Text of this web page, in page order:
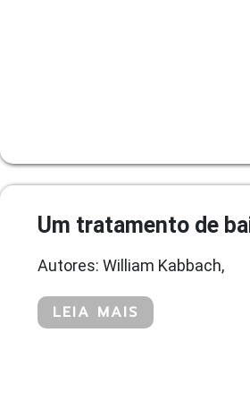
Um tratamento de
Autores: William Kabbach,
LEIA MAIS